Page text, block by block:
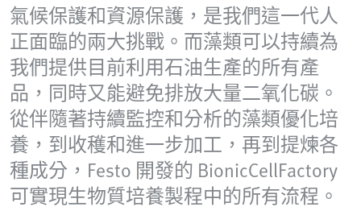
氣候保護和資源保護，是我們這一代人
正面臨的兩大挑戰。而藻類可以持續為
我們提供目前利用石油生產的所有產
品，同時又能避免排放大量二氧化碳。
從伴隨著持續監控和分析的藻類優化培
養，到收穫和進一步加工，再到提煉各
種成分，Festo 開發的 BionicCellFactory
可實現生物質培養製程中的所有流程。